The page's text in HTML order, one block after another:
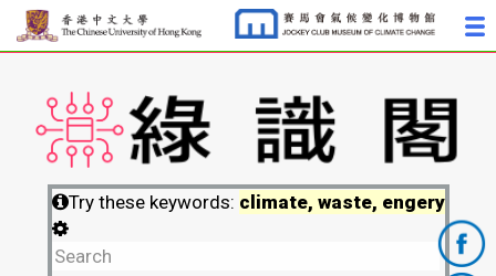
Try these keywords: climate, waste, engery